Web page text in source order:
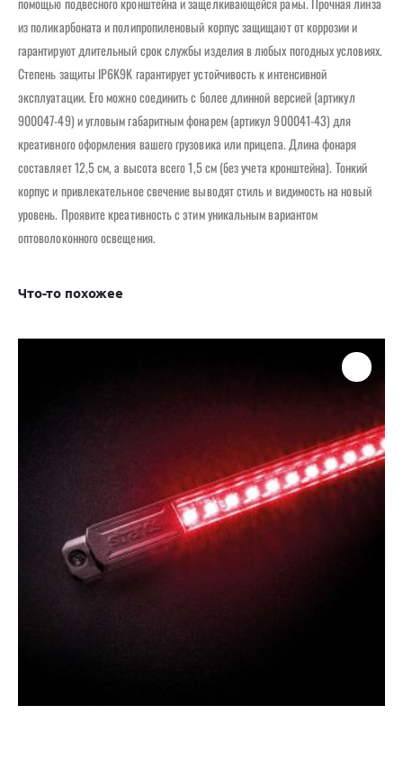
из поликарбоната и полипропиленовый корпус защищают от коррозии и
гарантируют длительный срок службы изделия в любых погодных условиях.
Степень защиты IP6K9K гарантирует устойчивость к интенсивной
эксплуатации. Его можно соединить с более длинной версией (артикул
900047-49) и угловым габаритным фонарем (артикул 900041-43) для
креативного оформления вашего грузовика или прицепа. Длина фонаря
составляет 12,5 см, а высота всего 1,5 см (без учета кронштейна). Тонкий
корпус и привлекательное свечение выводят стиль и видимость на новый
уровень. Проявите креативность с этим уникальным вариантом
оптоволоконного освещения.
Что-то похожее